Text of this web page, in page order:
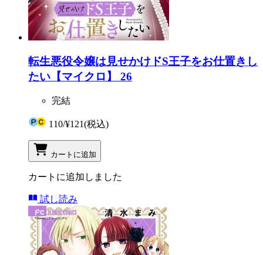
転生悪役令嬢は見せかけドS王子をお仕置きし
たい【マイクロ】 26
完結
110/¥121(税込)
カートに追加
カートに追加しました
試し読み